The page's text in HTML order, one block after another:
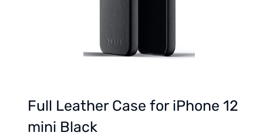
Full Leather Case for iPhone 12
mini Black